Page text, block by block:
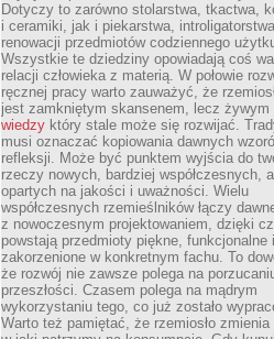
Dotyczy to zarówno stolarstwa, tkactwa,
i ceramiki, jak i piekarstwa,
renowacji przedmiotów codziennego
Wszystkie te dziedziny opowiadają coś
relacji człowieka z materią. W połowie
ręcznej pracy warto zauważyć, że
jest zamkniętym skansenem, lecz żywym
wiedzy który stale może się rozwijać.
musi oznaczać kopiowania dawnych
refleksji. Może być punktem wyjścia do
rzeczy nowych, bardziej współczesnych,
opartych na jakości i uważności. Wielu
współczesnych rzemieślników łączy
z nowoczesnym projektowaniem, dzięki
powstają przedmioty piękne, funkcjonalne i
zakorzenione w konkretnym fachu. To
że rozwój nie zawsze polega na
przeszłości. Czasem polega na mądrym
wykorzystaniu tego, co już zostało
Warto też pamiętać, że rzemiosło zmienia